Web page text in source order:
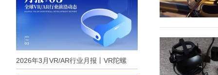
2026年3月VR/AR行业月报丨VR陀螺